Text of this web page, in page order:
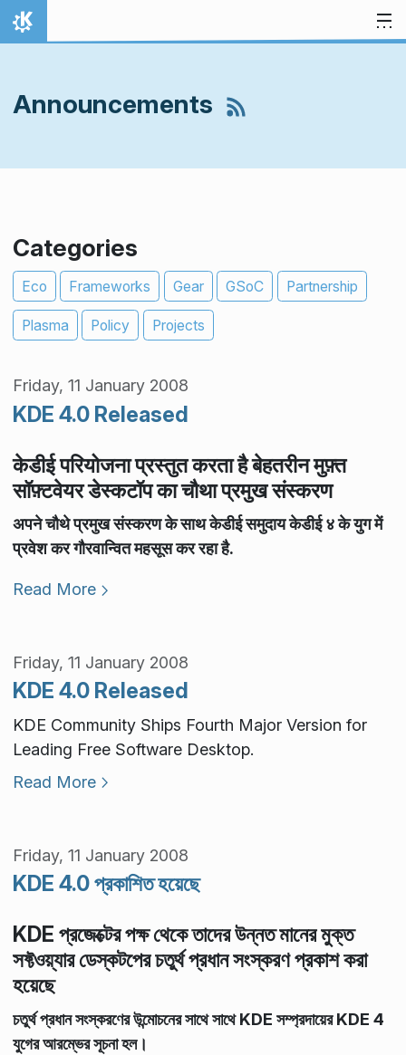
Skip to content
Home
Announcements
Categories
Eco Frameworks Gear GSoC Partnership
Plasma Policy Projects
Friday, 11 January 2008
KDE 4.0 Released
केडीई परियोजना प्रस्तुत करता है बेहतरीन मुफ़्त
सॉफ़्टवेयर डेस्कटॉप का चौथा प्रमुख संस्करण
अपने चौथे प्रमुख संस्करण के साथ केडीई समुदाय केडीई ४ के युग में
प्रवेश कर गौरवान्वित महसूस कर रहा है.
Read More
Friday, 11 January 2008
KDE 4.0 Released
KDE Community Ships Fourth Major Version for
Leading Free Software Desktop.
Read More
Friday, 11 January 2008
KDE 4.0 প্রকাশিত হয়েছে
KDE প্রজেক্টের পক্ষ থেকে তাদের উন্নত মানের মুক্ত
সফ্টওয়্যার ডেস্কটপের চতুর্থ প্রধান সংস্করণ প্রকাশ করা
হয়েছে
চতুর্থ প্রধান সংস্করণের উন্মোচনের সাথে সাথে KDE সম্প্রদায়ের KDE 4
যুগের আরম্ভের সূচনা হল।